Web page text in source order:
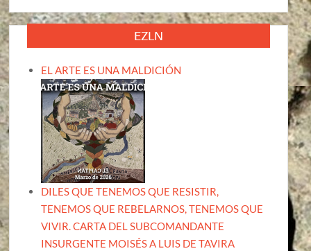
EZLN
EL ARTE ES UNA MALDICIÓN
DILES QUE TENEMOS QUE RESISTIR,
TENEMOS QUE REBELARNOS, TENEMOS QUE
VIVIR. CARTA DEL SUBCOMANDANTE
INSURGENTE MOISÉS A LUIS DE TAVIRA